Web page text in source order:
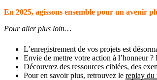
En 2025, agissons ensemble pour un avenir
Pour aller plus loin…
L’enregistrement de vos projets est
Envie de mettre votre action à l’honneur ?
Découvrez des ressources ciblées, des
Pour en savoir plus, retrouvez le replay du